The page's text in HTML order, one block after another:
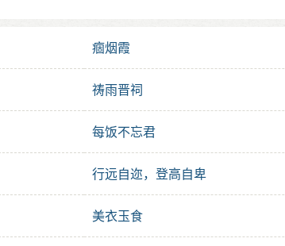
痼烟霞
祷雨晋祠
每饭不忘君
行远自迩，登高自卑
美衣玉食